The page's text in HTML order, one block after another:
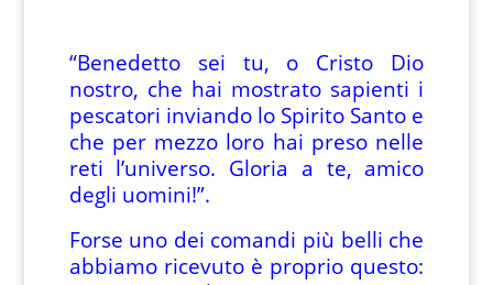
“Benedetto sei tu, o Cristo Dio
nostro, che hai mostrato sapienti i
pescatori inviando lo Spirito Santo e
che per mezzo loro hai preso nelle
reti l’universo. Gloria a te, amico
degli uomini!”.
Forse uno dei comandi più belli che
abbiamo ricevuto è proprio questo: